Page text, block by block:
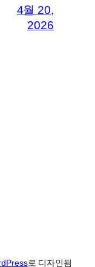
4월 20,
2026
로 디자인됨